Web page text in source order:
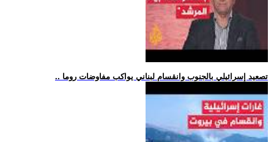
.. تصعيد إسرائيلي بالجنوب وانقسام لبناني يواكب مفاوضات روما